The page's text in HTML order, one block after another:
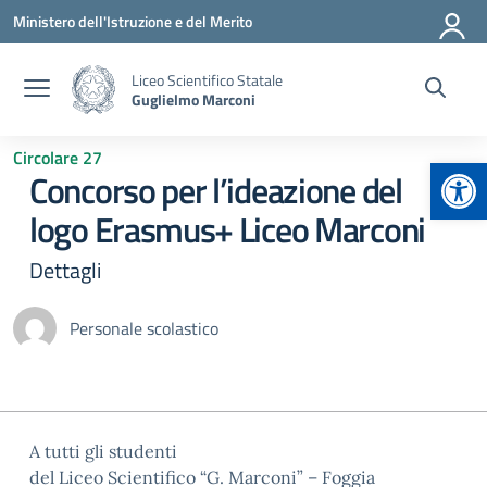
Vai ai contenuti
Vai al menu di navigazione
Vai al footer
Ministero dell'Istruzione e del Merito
Liceo Scientifico Statale
Guglielmo Marconi
Circolare 27
Concorso per l’ideazione del
logo Erasmus+ Liceo Marconi
Dettagli
Personale scolastico
A tutti gli studenti
del Liceo Scientifico “G. Marconi” – Foggia